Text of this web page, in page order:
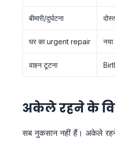
बीमारी/दुर्घटना
घर का urgent repair
वाहन टूटना
अकेले रहने के
सब नुकसान नहीं हैं। अकेले